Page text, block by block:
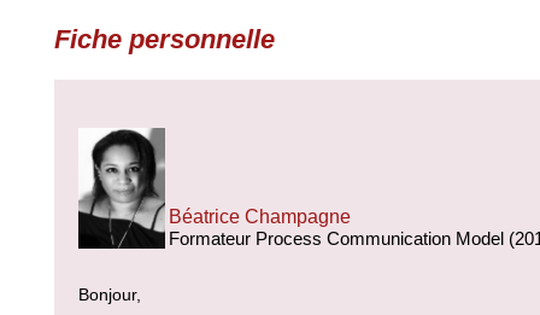
Fiche personnelle
Béatrice Champagne
Formateur Process Communication Model
Bonjour,